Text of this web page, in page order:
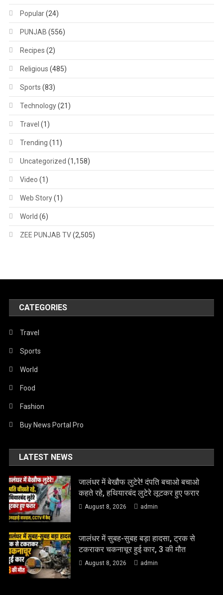
Popular(24)
PUNJAB (556)
Recipes (2)
Religious (485)
Sports (83)
Technology(21)
Travel (1)
Trending (11)
Uncategorized (1,158)
Video (1)
Web Story(1)
World (6)
ZEE PUNJAB TV(2,505)
CATEGORIES
Travel
Sports
World
Food
Fashion
Buy News Portal Pro
LATEST NEWS
जालंधर में बेखौफ लुटेरे! दंपति बचाओ बचाओ
कहते रहे, हथियारबंद लुटेरे लूटकर हुए फरार
August 8, 2026 admin
जालंधर में सुबह-सुबह बड़ा हादसा, ट्रक से
टकराकर चकनाचूर हुई कार, 3 की मौत
August 8, 2026 admin